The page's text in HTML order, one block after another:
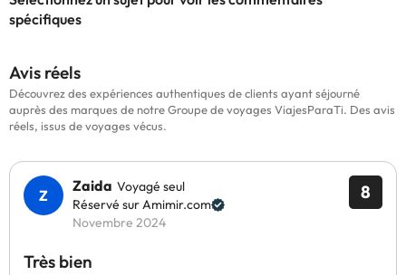
spécifiques
Avis réels
Découvrez des expériences authentiques de clients ayant séjourné
auprès des marques de notre Groupe de voyages ViajesParaTi. Des avis
réels, issus de voyages vécus.
8
Zaida Voyagé seul
Réservé sur Amimir.com
Novembre 2024
Très bien